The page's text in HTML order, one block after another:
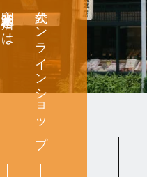
文明堂総本店とは 公式オンラインショップ